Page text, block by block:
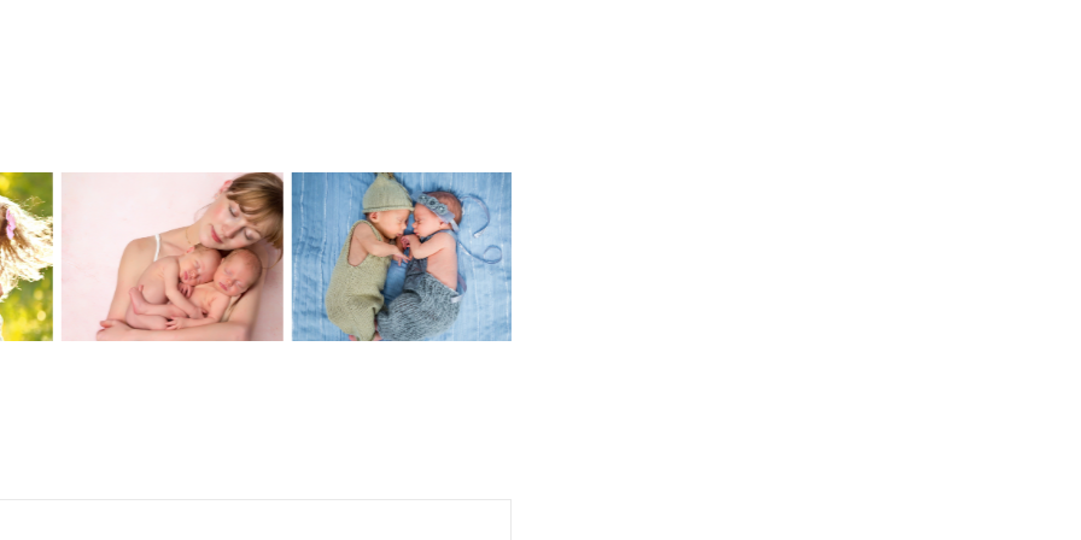
Photography
At It’s
Finest
Babies
Bring
Joy